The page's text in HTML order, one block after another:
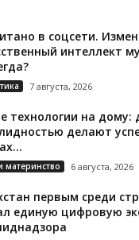
в соцсети.
интеллект
7 августа, 2026
технологии на дому:
делают
материнство 6 августа, 2026
первым среди
единую цифровую